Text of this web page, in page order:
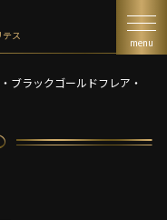
テス
menu
ブラックゴールドフレア・